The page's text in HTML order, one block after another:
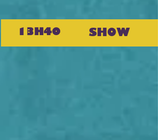
SHOW
13H40